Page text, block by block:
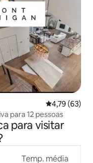
4,79 de uma
4,79 (63)
para 12 pessoas
para visitar
Temp. média